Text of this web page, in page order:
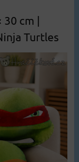
30 cm |
Turtles